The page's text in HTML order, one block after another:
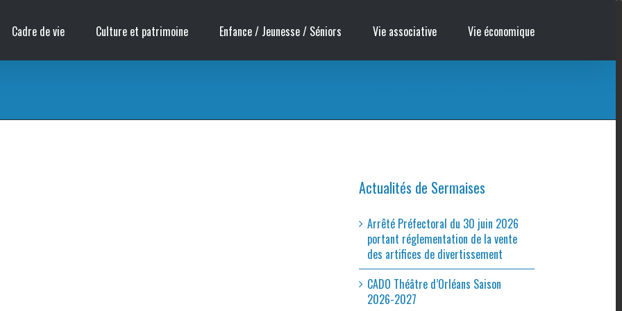
Cadre de vie Culture et patrimoine Enfance / Jeunesse / Séniors Vie associative Vie économique
Actualités de Sermaises
Arrêté Préfectoral du 30 juin 2026
portant réglementation de la vente
des artifices de divertissement
CADO Théâtre d’Orléans Saison
2026-2027